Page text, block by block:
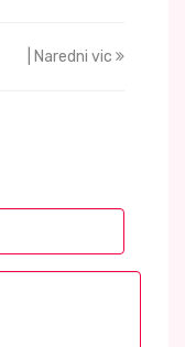
| Naredni vic